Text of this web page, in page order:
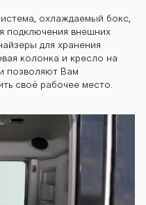
komb
ko
охлаждаемый бокс,
подключения внешних
для хранения
колонка и кресло на
позволяют Вам
своё рабочее место.